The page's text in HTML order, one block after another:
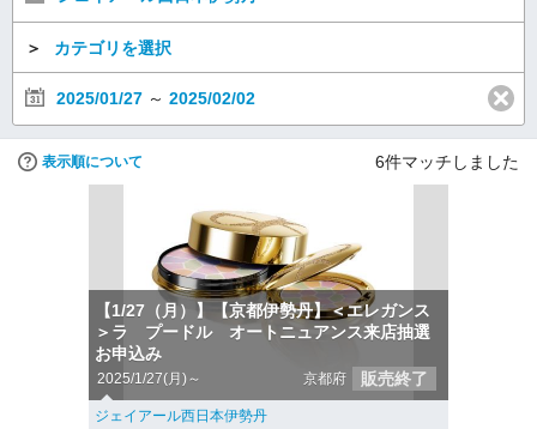
＞ カテゴリを選択
2025/01/27 ～ 2025/02/02
表示順について 6件マッチしました
【1/27（月）】【京都伊勢丹】＜エレガンス
＞ラ プードル オートニュアンス来店抽選
お申込み
2025/1/27(月)～ 京都府 販売終了
ジェイアール西日本伊勢丹